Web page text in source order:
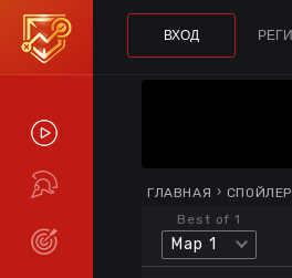
LIVE
ВХОД
ГЛАВНАЯ
Best of 1
Map 1